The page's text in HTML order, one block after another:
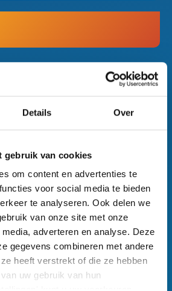
Details Over
gebruik van cookies
om content en advertenties te
voor social media te bieden
te analyseren. Ook delen we
van onze site met onze
adverteren en analyse. Deze
gegevens combineren met andere
heeft verstrekt of die ze hebben
uw gebruik van hun
Maps